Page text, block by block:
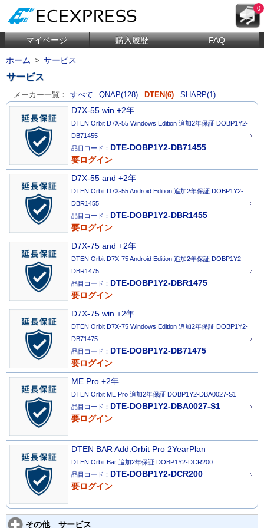
0
マイページ 購入履歴 FAQ
ホーム > サービス
サービス
メーカー一覧： すべて QNAP(128) DTEN(6) SHARP(1)
D7X-55 win +2年
DTEN Orbit D7X-55 Windows Edition 追加2年保証 DOBP1Y2-
DB71455
品目コード： DTE-DOBP1Y2-DB71455
要ログイン
D7X-55 and +2年
DTEN Orbit D7X-55 Android Edition 追加2年保証 DOBP1Y2-
DBR1455
品目コード： DTE-DOBP1Y2-DBR1455
要ログイン
D7X-75 and +2年
DTEN Orbit D7X-75 Android Edition 追加2年保証 DOBP1Y2-
DBR1475
品目コード： DTE-DOBP1Y2-DBR1475
要ログイン
D7X-75 win +2年
DTEN Orbit D7X-75 Windows Edition 追加2年保証 DOBP1Y2-
DB71475
品目コード： DTE-DOBP1Y2-DB71475
要ログイン
ME Pro +2年
DTEN Orbit ME Pro 追加2年保証 DOBP1Y2-DBA0027-S1
品目コード： DTE-DOBP1Y2-DBA0027-S1
要ログイン
DTEN BAR Add:Orbit Pro 2YearPlan
DTEN Orbit Bar 追加2年保証 DOBP1Y2-DCR200
品目コード： DTE-DOBP1Y2-DCR200
要ログイン
その他 サービス